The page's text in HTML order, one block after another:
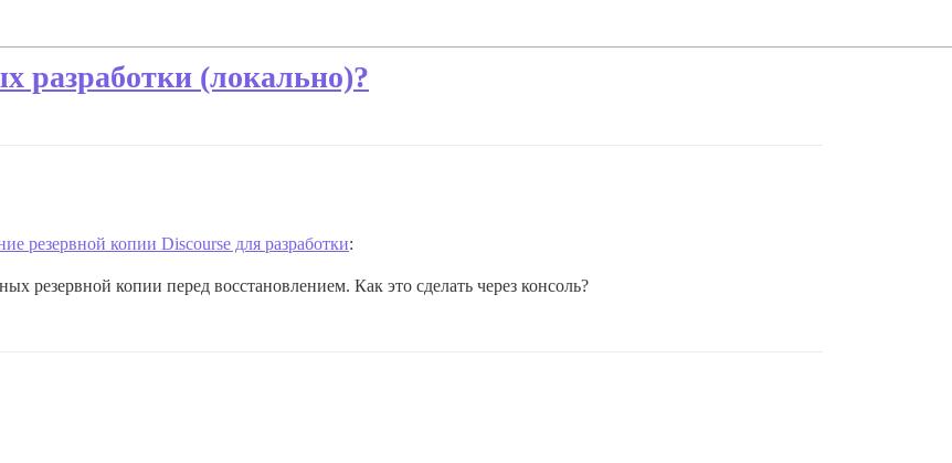
разработки (локально)?
резервной копии Discourse для разработки:
резервной копии перед восстановлением. Как это сделать через консоль?